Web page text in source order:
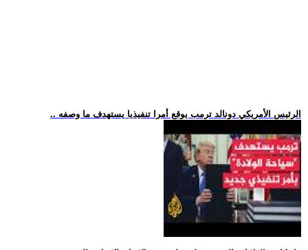
.. الرئيس الأمريكي دونالد ترمب يوقع أمرا تنفيذيا يستهدف ما وصفه